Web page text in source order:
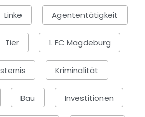
Linke Agententätigkeit
Tier 1. FC Magdeburg
Kriminalität
Bau Investitionen